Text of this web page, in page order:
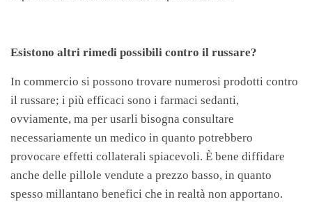
Esistono altri rimedi possibili contro il russare?
In commercio si possono trovare numerosi prodotti contro
il russare; i più efficaci sono i farmaci sedanti,
ovviamente, ma per usarli bisogna consultare
necessariamente un medico in quanto potrebbero
provocare effetti collaterali spiacevoli. È bene diffidare
anche delle pillole vendute a prezzo basso, in quanto
spesso millantano benefici che in realtà non apportano.